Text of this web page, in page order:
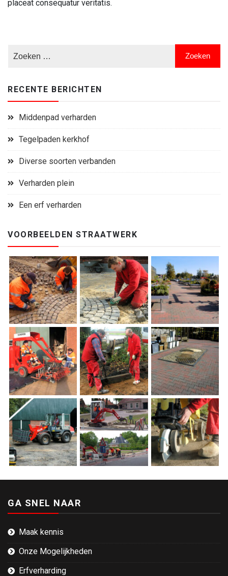
placeat consequatur veritatis.
RECENTE BERICHTEN
Middenpad verharden
Tegelpaden kerkhof
Diverse soorten verbanden
Verharden plein
Een erf verharden
VOORBEELDEN STRAATWERK
GA SNEL NAAR
Maak kennis
Onze Mogelijkheden
Erfverharding